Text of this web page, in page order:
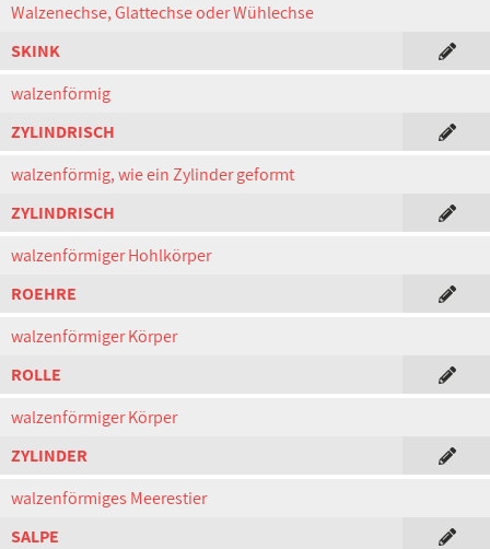
Walzenechse, Glattechse oder Wühlechse
SKINK
walzenförmig
ZYLINDRISCH
walzenförmig, wie ein Zylinder geformt
ZYLINDRISCH
walzenförmiger Hohlkörper
ROEHRE
walzenförmiger Körper
ROLLE
walzenförmiger Körper
ZYLINDER
walzenförmiges Meerestier
SALPE